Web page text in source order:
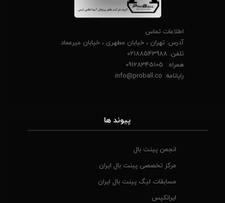
اطلاعات تماس
آدرس: تهران ، خیابان مطهری ، خیابان میرعماد
تلفن: 02188543988
همراه: 09128345105
رایانامه: info@proball.co​​​​​​​
​پیوند ها
انجمن پینت بال
مرکز تخصصی پینت بال ایران
مسابقات لیگ پینت بال ایران
ایرانکپس